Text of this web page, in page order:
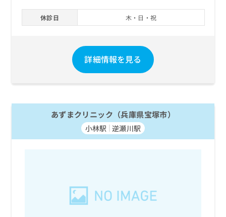
休診日 木・日・祝
詳細情報を見る
あずまクリニック（兵庫県宝塚市）
小林駅 逆瀬川駅